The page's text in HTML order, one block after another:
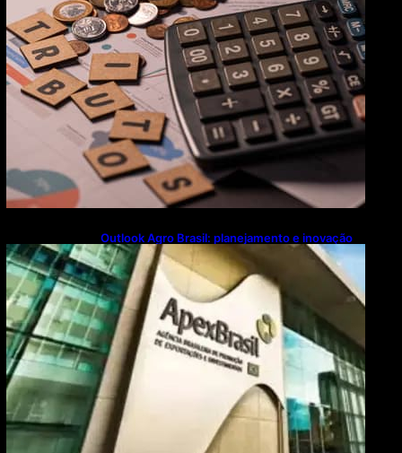
Outlook Agro Brasil: planejamento e inovação
pautam debates sobre futuro do agronegócio